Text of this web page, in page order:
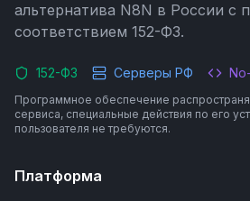
альтернатива N8N в России с
соответствием 152-ФЗ.
152-ФЗ Серверы РФ
Программное обеспечение
сервиса, специальные действия по его
пользователя не требуются.
Платформа